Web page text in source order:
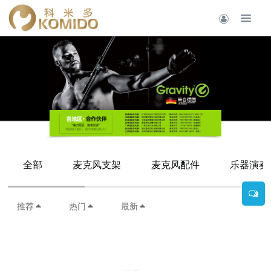
全部 麦克风支架 麦克风配件 乐器演
推荐 热门 最新